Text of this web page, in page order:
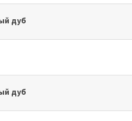
дуб
дуб